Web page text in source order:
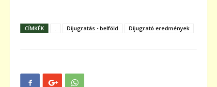
CÍMKÉK Díjugratás - belföld Díjugrató eredmények